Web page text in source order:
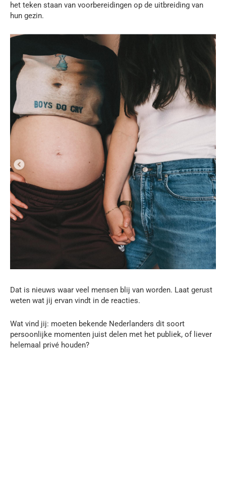
het teken staan van voorbereidingen op de uitbreiding van
hun gezin.
Dat is nieuws waar veel mensen blij van worden. Laat gerust
weten wat jij ervan vindt in de reacties.
Wat vind jij: moeten bekende Nederlanders dit soort
persoonlijke momenten juist delen met het publiek, of liever
helemaal privé houden?